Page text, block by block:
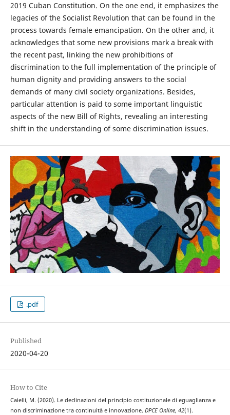
2019 Cuban Constitution. On the one end, it emphasizes the
legacies of the Socialist Revolution that can be found in the
process towards female emancipation. On the other and, it
acknowledges that some new provisions mark a break with
the recent past, linking the new prohibitions of
discrimination to the full implementation of the principle of
human dignity and providing answers to the social
demands of many civil society organizations. Besides,
particular attention is paid to some important linguistic
aspects of the new Bill of Rights, revealing an interesting
shift in the understanding of some discrimination issues.
.pdf
Published
2020-04-20
How to Cite
Caielli, M. (2020). Le declinazioni del principio costituzionale di eguaglianza e
non discriminazione tra continuità e innovazione. DPCE Online, 42(1).